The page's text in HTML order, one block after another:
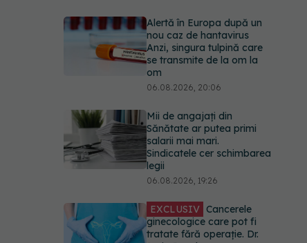
Alertă în Europa după un
nou caz de hantavirus
Anzi, singura tulpină care
se transmite de la om la
om
06.08.2026, 20:06
Mii de angajați din
Sănătate ar putea primi
salarii mai mari.
Sindicatele cer schimbarea
legii
06.08.2026, 19:26
EXCLUSIV Cancerele
ginecologice care pot fi
tratate fără operație. Dr.